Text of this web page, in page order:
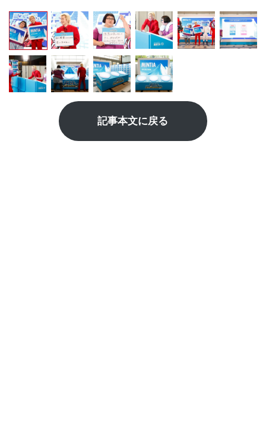
記事本文に戻る